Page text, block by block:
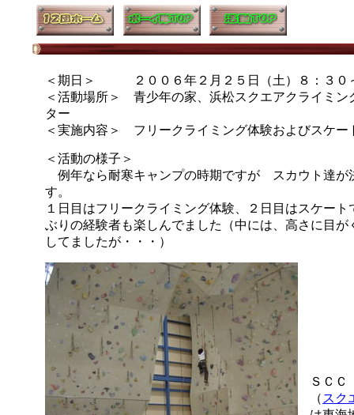
＜期日＞ ２００６年２月２５日（土）８：３０
＜活動場所＞ 青少年の家、浜松スクエアクライミン
ター
＜実施内容＞ フリークライミング体験およびスケー
＜活動の様子＞
例年なら耐寒キャンプの時期ですが スカウト達が
す。
１日目はフリークライミング体験、２日目はスケー
ぶりの経験者も楽しんでました（中には、高さに目
してましたが・・・）
ＳＣＣ
（ スク